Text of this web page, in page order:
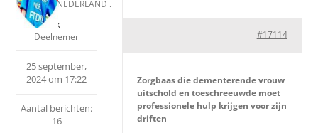
Nieuws
op: FTD in NEDERLAND .
M k
Deelnemer
25 september,
2024 om 17:22
Aantal berichten:
16
#17114
Zorgbaas die dementerende vrouw
uitschold en toeschreeuwde moet
professionele hulp krijgen voor zijn
driften